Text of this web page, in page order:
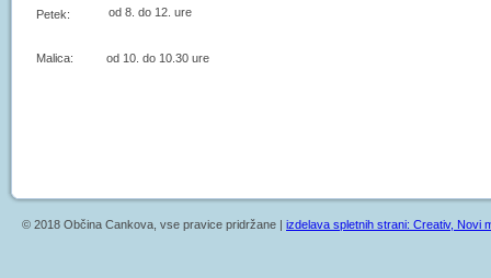
Petek: od 8. do 12. ure
Malica: od 10. do 10.30 ure
© 2018 Občina Cankova, vse pravice pridržane | izdelava spletnih strani: Creativ, Novi